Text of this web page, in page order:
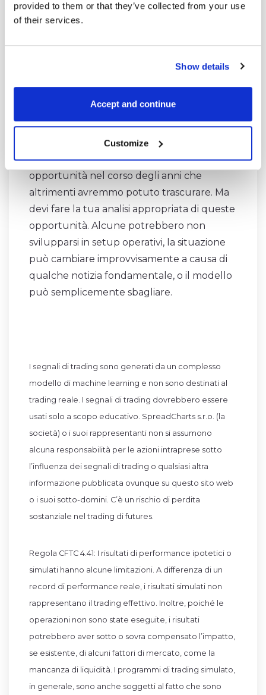
provided to them or that they’ve collected from your use
of their services.
Show details
Accept and continue
Customize
Inoltre, ricorda che il modello dei segnali
non è un sistema di trading, il che significa
mercato interessanti, così non devi
passare ore ogni settimana a setacciare i
mercati. È stato molto efficace in questo
ruolo, avendoci avvisato di molte ottime
opportunità nel corso degli anni che
altrimenti avremmo potuto trascurare. Ma
devi fare la tua analisi appropriata di queste
opportunità. Alcune potrebbero non
svilupparsi in setup operativi, la situazione
può cambiare improvvisamente a causa di
qualche notizia fondamentale, o il modello
può semplicemente sbagliare.
I segnali di trading sono generati da un complesso
modello di machine learning e non sono destinati al
trading reale. I segnali di trading dovrebbero essere
usati solo a scopo educativo. SpreadCharts s.r.o. (la
società) o i suoi rappresentanti non si assumono
alcuna responsabilità per le azioni intraprese sotto
l’influenza dei segnali di trading o qualsiasi altra
informazione pubblicata ovunque su questo sito web
o i suoi sotto-domini. C’è un rischio di perdita
sostanziale nel trading di futures.
Regola CFTC 4.41: I risultati di performance ipotetici o
simulati hanno alcune limitazioni. A differenza di un
record di performance reale, i risultati simulati non
rappresentano il trading effettivo. Inoltre, poiché le
operazioni non sono state eseguite, i risultati
potrebbero aver sotto o sovra compensato l’impatto,
se esistente, di alcuni fattori di mercato, come la
mancanza di liquidità. I programmi di trading simulato,
in generale, sono anche soggetti al fatto che sono